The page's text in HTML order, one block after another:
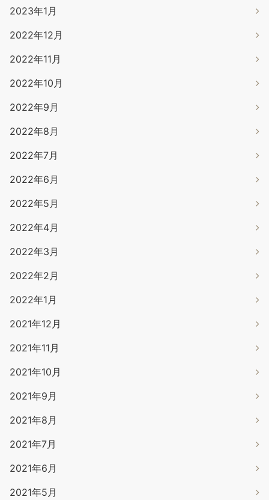
2023年1月
2022年12月
2022年11月
2022年10月
2022年9月
2022年8月
2022年7月
2022年6月
2022年5月
2022年4月
2022年3月
2022年2月
2022年1月
2021年12月
2021年11月
2021年10月
2021年9月
2021年8月
2021年7月
2021年6月
2021年5月